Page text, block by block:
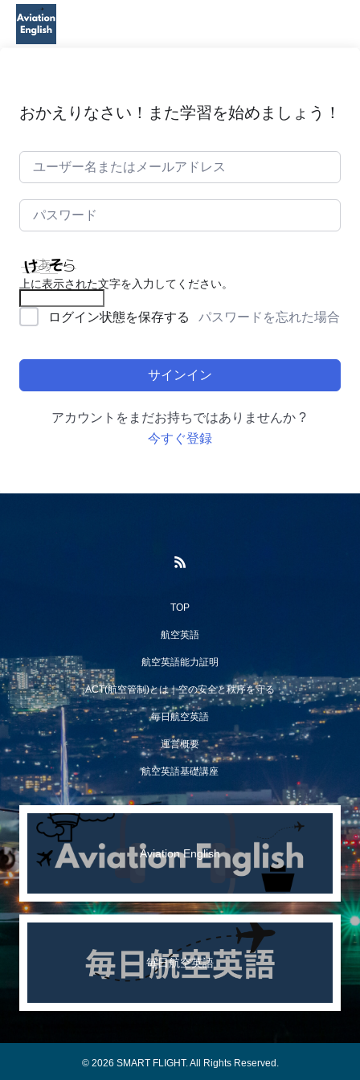
おかえりなさい！また学習を始めましょう！
上に表示された文字を入力してください。
ログイン状態を保存する パスワードを忘れた場合
サインイン
アカウントをまだお持ちではありませんか ?
今すぐ登録
TOP
航空英語
航空英語能力証明
ACT(航空管制)とは｜空の安全と秩序を守る
毎日航空英語
運営概要
航空英語基礎講座
Aviation English
毎日航空英語
© 2026 SMART FLIGHT. All Rights Reserved.